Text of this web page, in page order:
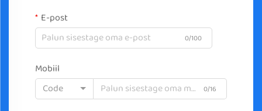
E-post
0/100
Mobiil
Code
0/16